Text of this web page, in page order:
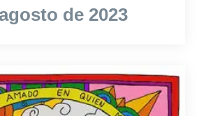
de 2023